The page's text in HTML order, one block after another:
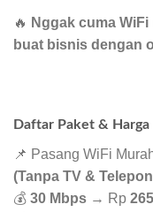
🔥 Nggak cuma
buat bisnis dengan
Daftar Paket &
📌 Pasang WiFi
(Tanpa TV &
💰 30 Mbps → Rp